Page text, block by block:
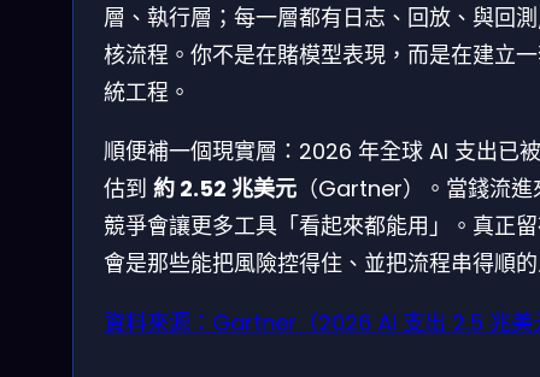
層、執行層；每一層都有日志、回放、與回
核流程。你不是在賭模型表現，而是在建立
統工程。
順便補一個現實層：2026 年全球 AI 支出已
估到 約 2.52 兆美元 （Gartner）。當錢流進
競爭會讓更多工具「看起來都能用」。真正
會是那些能把風險控得住、並把流程串得順
資料來源：Gartner（2026 AI 支出 2.5 兆美